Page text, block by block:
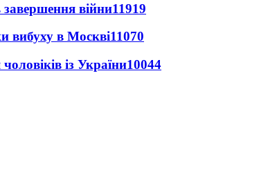
війни11919
вибуху в Москві11070
із України10044